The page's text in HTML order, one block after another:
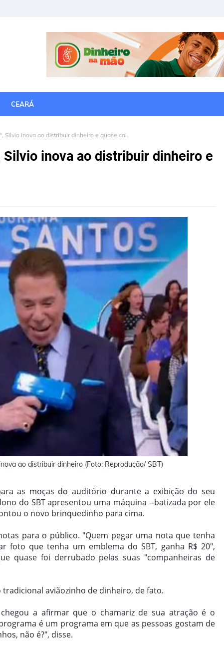
CEARÁ
Silvio inova ao distribuir dinheiro e quase cai
inova ao distribuir dinheiro e
ao distribuir dinheiro (Foto: Reprodução/ SBT)
as moças do auditório durante a exibição do seu
do SBT apresentou uma máquina --batizada por ele
o novo brinquedinho para cima.
para o público. "Quem pegar uma nota que tenha
foto que tenha um emblema do SBT, ganha R$ 20",
quase foi derrubado pelas suas "companheiras de
aviãozinho de dinheiro, de fato.
a afirmar que o chamariz de sua atração é o
é um programa em que as pessoas gostam de
não é?", disse.